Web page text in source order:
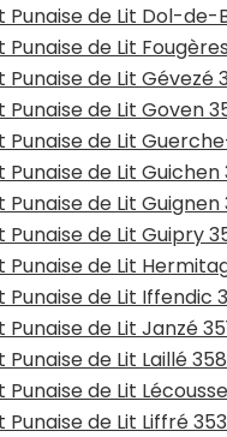
de Lit Dol-de-
de Lit
de Lit Gévezé
de Lit Goven
de Lit
de Lit Guichen
de Lit Guignen
de Lit Guipry
de Lit
de Lit Iffendic
de Lit Janzé
de Lit Laillé
de Lit Lécousse
de Lit Liffré